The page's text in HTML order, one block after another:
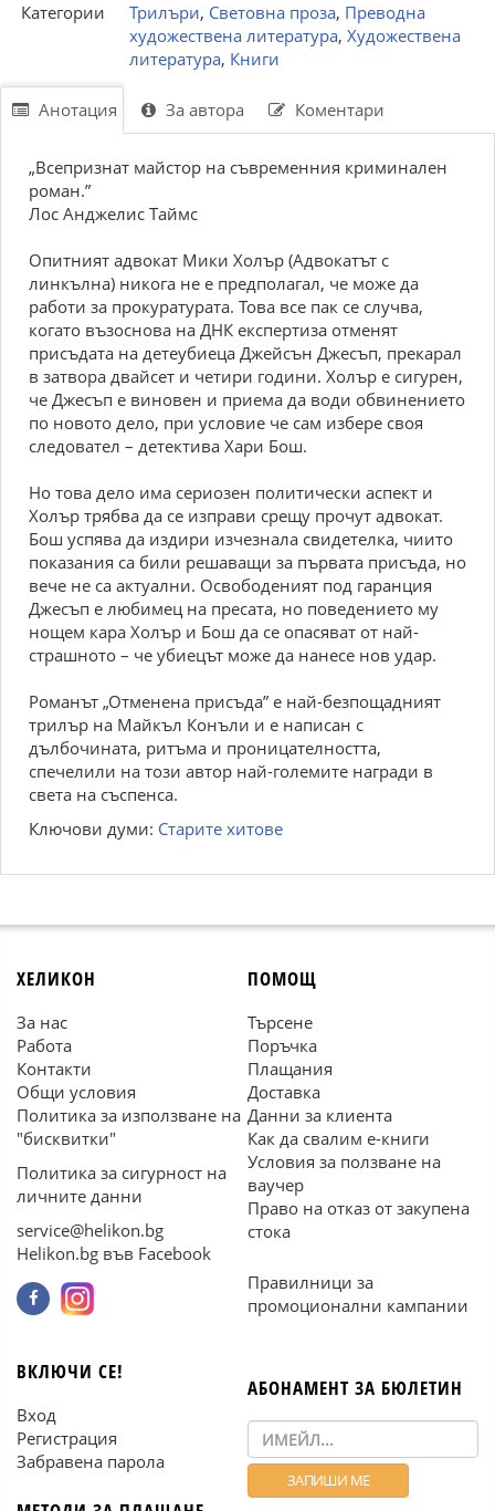
Категории
Трилъри, Световна проза, Преводна
художествена литература, Художествена
литература, Книги
Анотация За автора Коментари
„Всепризнат майстор на съвременния криминален
роман.”
Лос Анджелис Таймс
Опитният адвокат Мики Холър (Адвокатът с
линкълна) никога не е предполагал, че може да
работи за прокуратурата. Това все пак се случва,
когато възоснова на ДНК експертиза отменят
присъдата на детеубиеца Джейсън Джесъп, прекарал
в затвора двайсет и четири години. Холър е сигурен,
че Джесъп е виновен и приема да води обвинението
по новото дело, при условие че сам избере своя
следовател – детектива Хари Бош.
Но това дело има сериозен политически аспект и
Холър трябва да се изправи срещу прочут адвокат.
Бош успява да издири изчезнала свидетелка, чиито
показания са били решаващи за първата присъда, но
вече не са актуални. Освободеният под гаранция
Джесъп е любимец на пресата, но поведението му
нощем кара Холър и Бош да се опасяват от най-
страшното – че убиецът може да нанесе нов удар.
Романът „Отменена присъда” е най-безпощадният
трилър на Майкъл Конъли и е написан с
дълбочината, ритъма и проницателността,
спечелили на този автор най-големите награди в
света на съспенса.
Ключови думи: Старите хитове
ХЕЛИКОН
За нас
Работа
Контакти
Общи условия
Политика за използване на
"бисквитки"
Политика за сигурност на
личните данни
service@helikon.bg
Helikon.bg във Facebook
ПОМОЩ
Търсене
Поръчка
Плащания
Доставка
Данни за клиента
Как да свалим е-книги
Условия за ползване на
ваучер
Право на отказ от закупена
стока
Правилници за
промоционални кампании
ВКЛЮЧИ СЕ!
Вход
Регистрация
Забравена парола
АБОНАМЕНТ ЗА БЮЛЕТИН